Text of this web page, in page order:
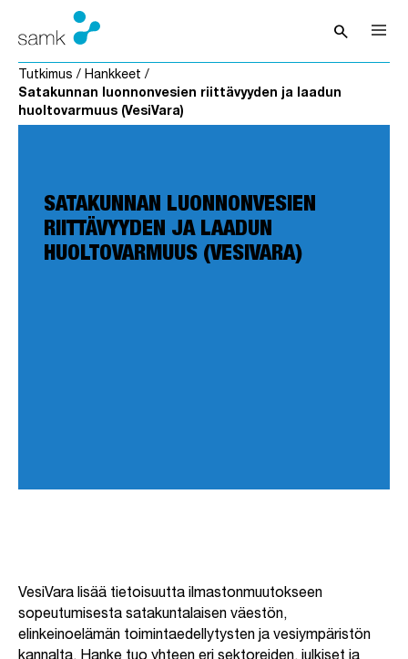
Siirry sisältöön
searchAvaa haku
Tutkimus / Hankkeet /
Satakunnan luonnonvesien riittävyyden ja laadun
huoltovarmuus (VesiVara)
SATAKUNNAN LUONNONVESIEN
RIITTÄVYYDEN JA LAADUN
HUOLTOVARMUUS (VESIVARA)
VesiVara lisää tietoisuutta ilmastonmuutokseen
sopeutumisesta satakuntalaisen väestön,
elinkeinoelämän toimintaedellytysten ja vesiympäristön